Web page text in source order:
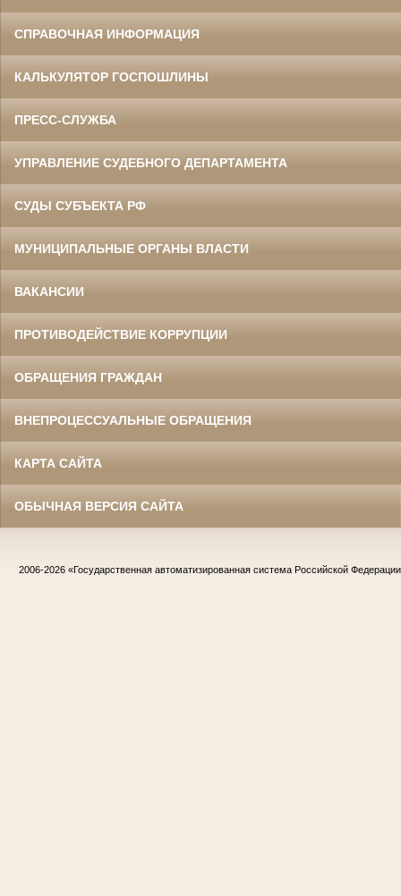
СПРАВОЧНАЯ ИНФОРМАЦИЯ
КАЛЬКУЛЯТОР ГОСПОШЛИНЫ
ПРЕСС-СЛУЖБА
УПРАВЛЕНИЕ СУДЕБНОГО ДЕПАРТАМЕНТА
СУДЫ СУБЪЕКТА РФ
МУНИЦИПАЛЬНЫЕ ОРГАНЫ ВЛАСТИ
ВАКАНСИИ
ПРОТИВОДЕЙСТВИЕ КОРРУПЦИИ
ОБРАЩЕНИЯ ГРАЖДАН
ВНЕПРОЦЕССУАЛЬНЫЕ ОБРАЩЕНИЯ
КАРТА САЙТА
ОБЫЧНАЯ ВЕРСИЯ САЙТА
2006-2026 «Государственная автоматизированная система Российской